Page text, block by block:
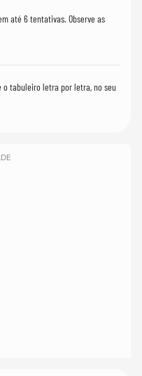
até 6 tentativas. Observe as
tabuleiro letra por letra, no seu